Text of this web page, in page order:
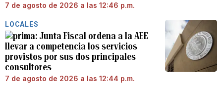
7 de agosto de 2026 a las 12:46 p.m.
LOCALES
Junta Fiscal ordena a la AEE
llevar a competencia los servicios
provistos por sus dos principales
consultores
7 de agosto de 2026 a las 12:44 p.m.